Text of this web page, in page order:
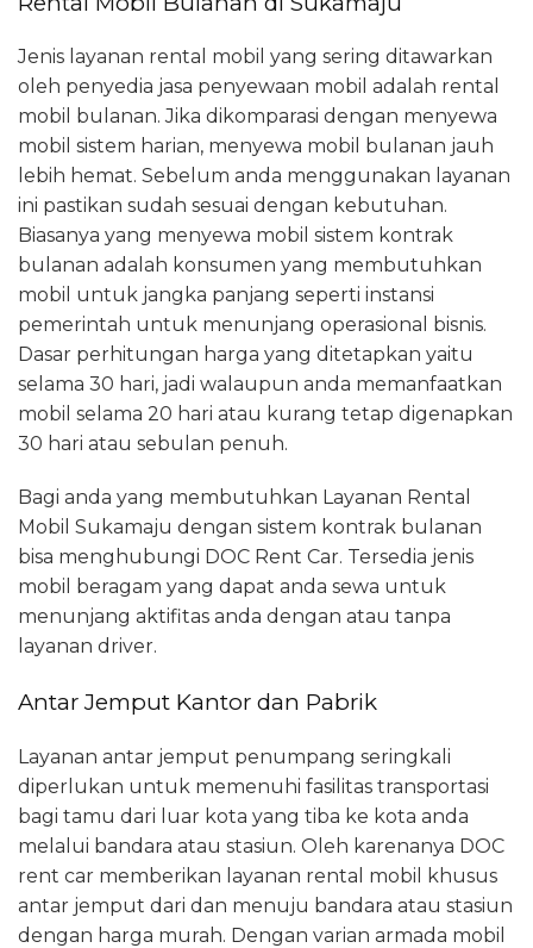
Jenis layanan rental mobil yang sering ditawarkan
oleh penyedia jasa penyewaan mobil adalah rental
mobil bulanan. Jika dikomparasi dengan menyewa
mobil sistem harian, menyewa mobil bulanan jauh
lebih hemat. Sebelum anda menggunakan layanan
ini pastikan sudah sesuai dengan kebutuhan.
Biasanya yang menyewa mobil sistem kontrak
bulanan adalah konsumen yang membutuhkan
mobil untuk jangka panjang seperti instansi
pemerintah untuk menunjang operasional bisnis.
Dasar perhitungan harga yang ditetapkan yaitu
selama 30 hari, jadi walaupun anda memanfaatkan
mobil selama 20 hari atau kurang tetap digenapkan
30 hari atau sebulan penuh.
Bagi anda yang membutuhkan Layanan Rental
Mobil Sukamaju dengan sistem kontrak bulanan
bisa menghubungi DOC Rent Car. Tersedia jenis
mobil beragam yang dapat anda sewa untuk
menunjang aktifitas anda dengan atau tanpa
layanan driver.
Antar Jemput Kantor dan Pabrik
Layanan antar jemput penumpang seringkali
diperlukan untuk memenuhi fasilitas transportasi
bagi tamu dari luar kota yang tiba ke kota anda
melalui bandara atau stasiun. Oleh karenanya DOC
rent car memberikan layanan rental mobil khusus
antar jemput dari dan menuju bandara atau stasiun
dengan harga murah. Dengan varian armada mobil